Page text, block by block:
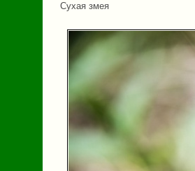
Сухая змея